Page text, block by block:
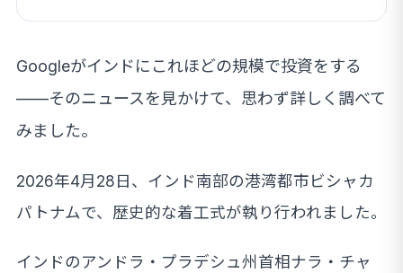
Googleがインドにこれほどの規模で投資をする
——そのニュースを見かけて、思わず詳しく調べて
みました。
2026年4月28日、インド南部の港湾都市ビシャカ
パトナムで、歴史的な着工式が執り行われました。
インドのアンドラ・プラデシュ州首相ナラ・チャ